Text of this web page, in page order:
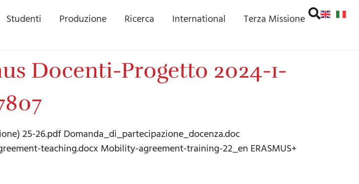
Studenti Produzione Ricerca International Terza Missione
Docenti-Progetto 2024-1-
25-26.pdf Domanda_di_partecipazione_docenza.doc
teaching.docx Mobility-agreement-training-22_en ERASMUS+